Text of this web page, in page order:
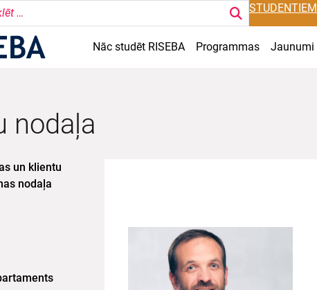
STUDENTIEM
Nāc studēt RISEBA Programmas Jaunumi
nodaļa
un klientu
nodaļa